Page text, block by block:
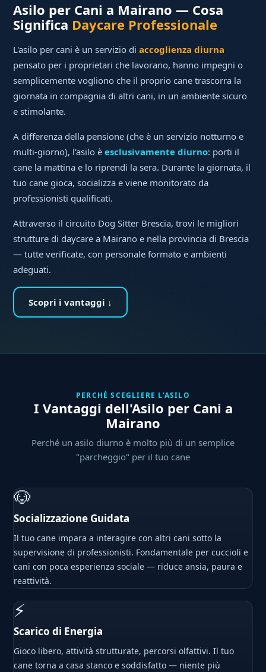
Asilo per Cani a Mairano — Cosa
Significa Daycare Professionale
L'asilo per cani è un servizio diaccoglienza diurna
pensato per i proprietari che lavorano, hanno impegni o
semplicemente vogliono che il proprio cane trascorra la
giornata in compagnia di altri cani, in un ambiente sicuro
e stimolante.
A differenza della pensione (che è un servizio notturno e
multi-giorno), l'asilo èesclusivamente diurno: porti il
cane la mattina e lo riprendi la sera. Durante la giornata, il
tuo cane gioca, socializza e viene monitorato da
professionisti qualificati.
Attraverso il circuito Dog Sitter Brescia, trovi le migliori
strutture di daycare a Mairano e nella provincia di Brescia
— tutte verificate, con personale formato e ambienti
adeguati.
Scopri i vantaggi ↓
PERCHÉ SCEGLIERE L'ASILO
I Vantaggi dell'Asilo per Cani a
Mairano
Perché un asilo diurno è molto più di un semplice
"parcheggio" per il tuo cane
🐶
Socializzazione Guidata
Il tuo cane impara a interagire con altri cani sotto la
supervisione di professionisti. Fondamentale per cuccioli e
cani con poca esperienza sociale — riduce ansia, paura e
reattività.
⚡
Scarico di Energia
Gioco libero, attività strutturate, percorsi olfattivi. Il tuo
cane torna a casa stanco e soddisfatto — niente più